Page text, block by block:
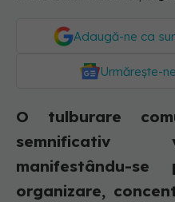
Adaugă-ne ca
Urmărește-
O tulburare
semnificativ
manifestându-
organizare,